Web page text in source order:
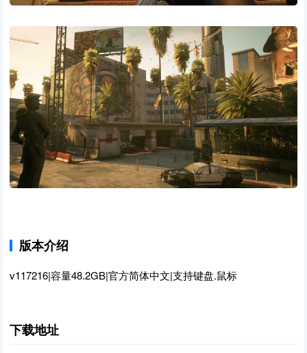
版本介绍
v117216|容量48.2GB|官方简体中文|支持键盘.鼠标
下载地址